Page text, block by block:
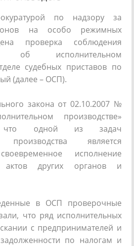
по надзору за
на особо режимных
проверка соблюдения
об исполнительном
судебных приставов по
(далее – ОСП).
закона от 02.10.2007 №
производстве»
что одной из задач
производства является
исполнение
актов других органов и
в ОСП проверочные
что ряд исполнительных
с предпринимателей и
по налогам и